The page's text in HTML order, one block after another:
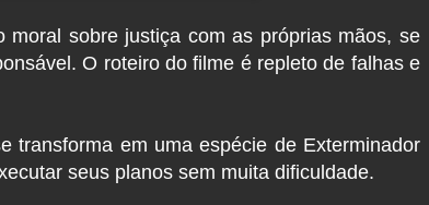
sobre justiça com as próprias mãos, se
O roteiro do filme é repleto de falhas e
transforma em uma espécie de Exterminador
seus planos sem muita dificuldade.